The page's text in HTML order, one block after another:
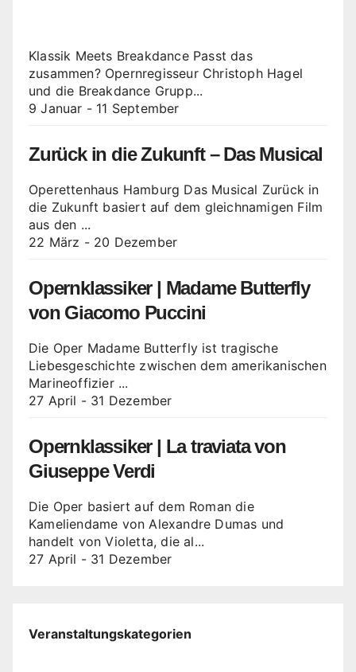
Klassik Meets Breakdance Passt das
zusammen? Opernregisseur Christoph Hagel
und die Breakdance Grupp...
9 Januar - 11 September
Zurück in die Zukunft – Das Musical
Operettenhaus Hamburg Das Musical Zurück in
die Zukunft basiert auf dem gleichnamigen Film
aus den ...
22 März - 20 Dezember
Opernklassiker | Madame Butterfly
von Giacomo Puccini
Die Oper Madame Butterfly ist tragische
Liebesgeschichte zwischen dem amerikanischen
Marineoffizier ...
27 April - 31 Dezember
Opernklassiker | La traviata von
Giuseppe Verdi
Die Oper basiert auf dem Roman die
Kameliendame von Alexandre Dumas und
handelt von Violetta, die al...
27 April - 31 Dezember
Veranstaltungskategorien